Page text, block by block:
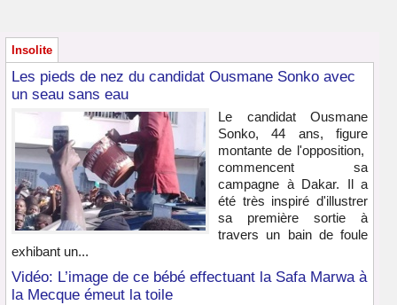
Insolite
Les pieds de nez du candidat Ousmane Sonko avec
un seau sans eau
Le candidat Ousmane
Sonko, 44 ans, figure
montante de l'opposition,
commencent sa
campagne à Dakar. Il a
été très inspiré d'illustrer
sa première sortie à
travers un bain de foule
exhibant un...
Vidéo: L’image de ce bébé effectuant la Safa Marwa à
la Mecque émeut la toile